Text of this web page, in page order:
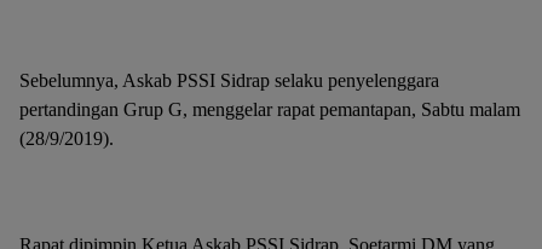
Sebelumnya, Askab PSSI Sidrap selaku penyelenggara
pertandingan Grup G, menggelar rapat pemantapan, Sabtu malam
(28/9/2019).